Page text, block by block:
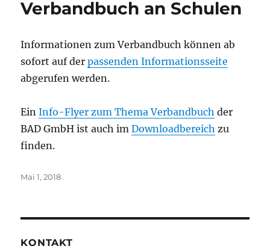
Verbandbuch an Schulen
Informationen zum Verbandbuch können ab
sofort auf derpassenden Informationsseite
abgerufen werden.
EinInfo-Flyer zum Thema Verbandbuch der
BAD GmbH ist auch imDownloadbereich zu
finden.
Veröffentlicht
Mai 1, 2018
KONTAKT